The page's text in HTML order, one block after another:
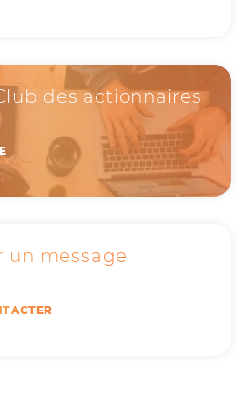
des actionnaires
un message